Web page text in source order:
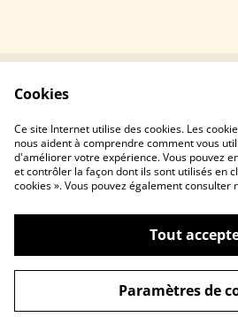
Politique de
©2026Mimi BzH
Cookies
Ce site Internet utilise des cookies. Les
nous aident à comprendre comment vous
d'améliorer votre expérience. Vous pouvez
et contrôler la façon dont ils sont utilisés en
cookies ». Vous pouvez également consulter
Tout
Paramètres de